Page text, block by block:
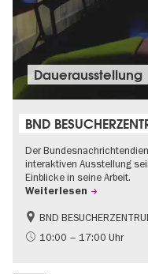
Dauer­aus­stel­lung
BND
Der
interaktiven Ausstellung
Einblicke in seine Arbeit.
Weiterlesen
Geschichte
Gratis
BND
10:00 – 17:00 Uhr